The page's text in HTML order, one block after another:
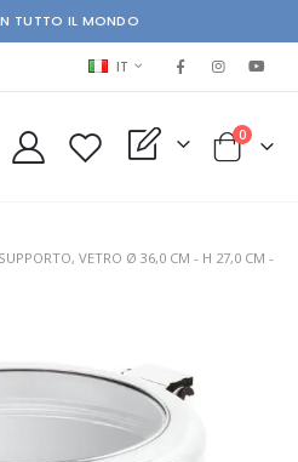
TUTTO IL MONDO
LINGUA
IT
My Quote Cart
0elementi
VETRO Ø 36,0 CM - H 27,0 CM -